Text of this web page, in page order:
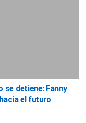
se detiene: Fanny
el futuro